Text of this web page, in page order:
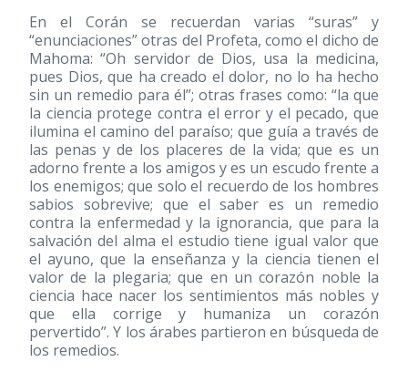
En el Corán se recuerdan varias “suras” y
“enunciaciones” otras del Profeta, como el dicho de
Mahoma: “Oh servidor de Dios, usa la medicina,
pues Dios, que ha creado el dolor, no lo ha hecho
sin un remedio para él”; otras frases como: “la que
la ciencia protege contra el error y el pecado, que
ilumina el camino del paraíso; que guía a través de
las penas y de los placeres de la vida; que es un
adorno frente a los amigos y es un escudo frente a
los enemigos; que solo el recuerdo de los hombres
sabios sobrevive; que el saber es un remedio
contra la enfermedad y la ignorancia, que para la
salvación del alma el estudio tiene igual valor que
el ayuno, que la enseñanza y la ciencia tienen el
valor de la plegaria; que en un corazón noble la
ciencia hace nacer los sentimientos más nobles y
que ella corrige y humaniza un corazón
pervertido”. Y los árabes partieron en búsqueda de
los remedios.